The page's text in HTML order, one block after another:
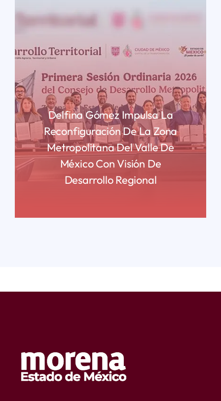
Delfina Gómez Impulsa La
Reconfiguración De La Zona
Metropolitana Del Valle De
México Con Visión De
Desarrollo Regional